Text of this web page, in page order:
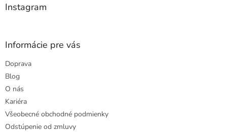
Instagram
Informácie pre vás
Doprava
Blog
O nás
Kariéra
Všeobecné obchodné podmienky
Odstúpenie od zmluvy